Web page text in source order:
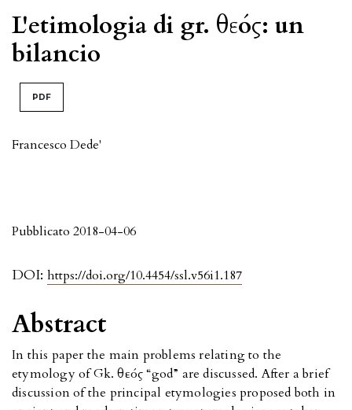
L'etimologia di gr. θεός: un
bilancio
PDF
Francesco Dede'
DOI: https://doi.org/10.4454/ssl.v56i1.187
Pubblicato 2018-04-06
Abstract
In this paper the main problems relating to the
etymology of Gk. θεός “god” are discussed. After a brief
discussion of the principal etymologies proposed both in